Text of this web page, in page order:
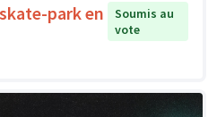
park en
Soumis au
vote